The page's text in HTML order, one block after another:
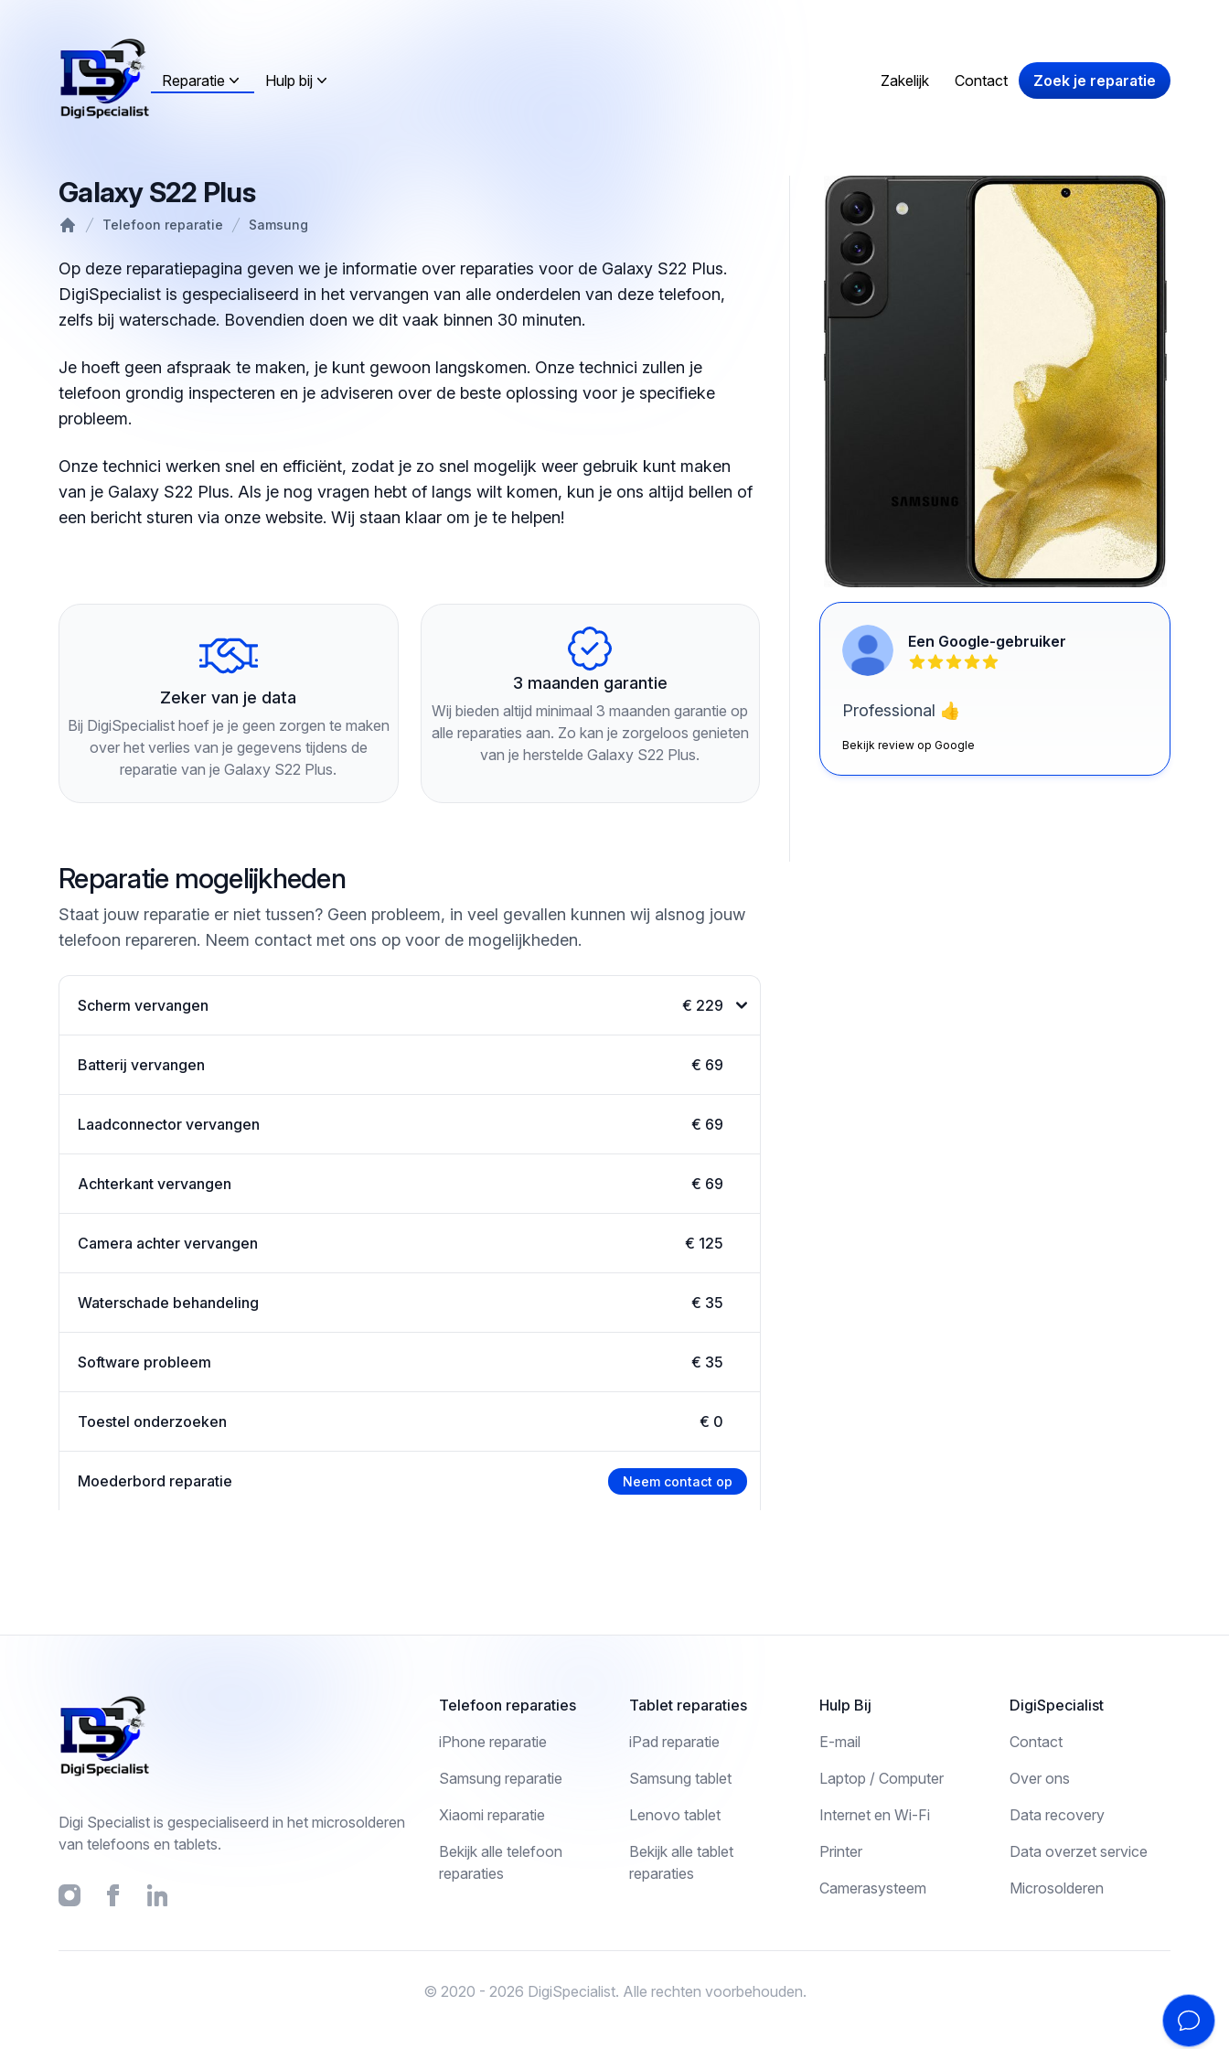
Reparatie Hulp bij Zakelijk Contact Zoek je reparatie
Galaxy S22 Plus
Telefoon reparatie Samsung
Bekijk review op Google
Professional 👍
Een Google-gebruiker
Op deze reparatiepagina geven we je informatie over reparaties voor de Galaxy S22 Plus.
DigiSpecialist is gespecialiseerd in het vervangen van alle onderdelen van deze telefoon,
zelfs bij waterschade. Bovendien doen we dit vaak binnen 30 minuten.
Je hoeft geen afspraak te maken, je kunt gewoon langskomen. Onze technici zullen je
telefoon grondig inspecteren en je adviseren over de beste oplossing voor je specifieke
probleem.
Onze technici werken snel en efficiënt, zodat je zo snel mogelijk weer gebruik kunt maken
van je Galaxy S22 Plus. Als je nog vragen hebt of langs wilt komen, kun je ons altijd bellen of
een bericht sturen via onze website. Wij staan klaar om je te helpen!
Zeker van je data
Bij DigiSpecialist hoef je je geen zorgen te maken
over het verlies van je gegevens tijdens de
reparatie van je Galaxy S22 Plus.
3 maanden garantie
Wij bieden altijd minimaal 3 maanden garantie op
alle reparaties aan. Zo kan je zorgeloos genieten
van je herstelde Galaxy S22 Plus.
Reparatie mogelijkheden
Staat jouw reparatie er niet tussen? Geen probleem, in veel gevallen kunnen wij alsnog jouw
telefoon repareren. Neem contact met ons op voor de mogelijkheden.
Scherm vervangen € 229
Batterij vervangen € 69
Laadconnector vervangen € 69
Achterkant vervangen € 69
Camera achter vervangen € 125
Waterschade behandeling € 35
Software probleem € 35
Toestel onderzoeken € 0
Moederbord reparatie Neem contact op
Digi Specialist is gespecialiseerd in het microsolderen
van telefoons en tablets.
InstagramFacebookLinkedin
Telefoon reparaties
iPhone reparatie
Samsung reparatie
Xiaomi reparatie
Bekijk alle telefoon
reparaties
Tablet reparaties
iPad reparatie
Samsung tablet
Lenovo tablet
Bekijk alle tablet
reparaties
Hulp Bij
E-mail
Laptop / Computer
Internet en Wi-Fi
Printer
Camerasysteem
DigiSpecialist
Contact
Over ons
Data recovery
Data overzet service
Microsolderen
© 2020 - 2026 DigiSpecialist. Alle rechten voorbehouden.